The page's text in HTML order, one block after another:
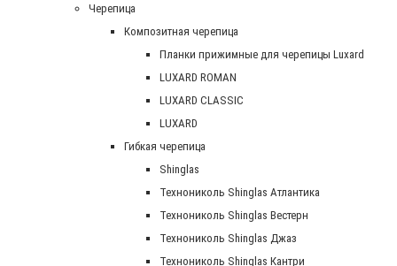
Черепица
Композитная черепица
Планки прижимные для черепицы Luxard
LUXARD ROMAN
LUXARD CLASSIC
LUXARD
Гибкая черепица
Shinglas
Технониколь Shinglas Атлантика
Технониколь Shinglas Вестерн
Технониколь Shinglas Джаз
Технониколь Shinglas Кантри